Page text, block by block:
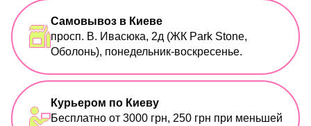
Самовывоз в Киеве
просп. В. Ивасюка, 2д (ЖК Park Stone,
Оболонь), понедельник-воскресенье.
Курьером по Киеву
Бесплатно от 3000 грн, 250 грн при меньшей